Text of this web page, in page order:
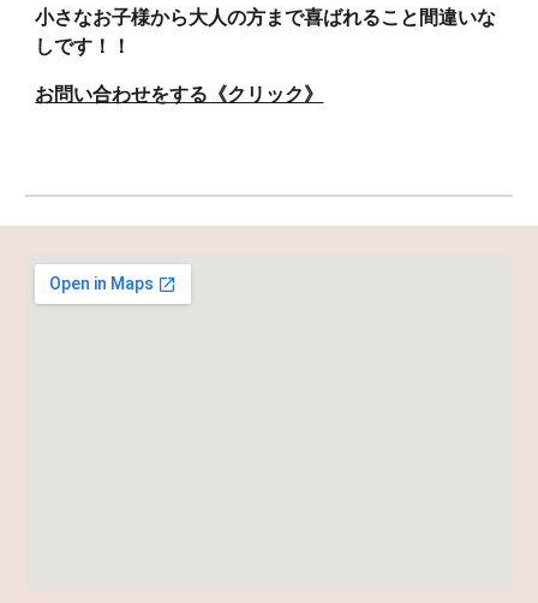
小さなお子様から大人の方まで喜ばれること間違いな
しです！！
お問い合わせをする《クリック》